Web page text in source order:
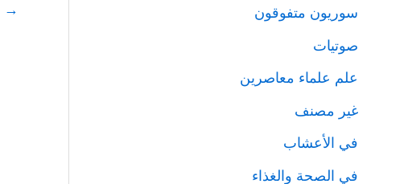
سوريون متفوقون
صوتيات
علم علماء معاصرين
غير مصنف
في الأعشاب
في الصحة والغذاء
→